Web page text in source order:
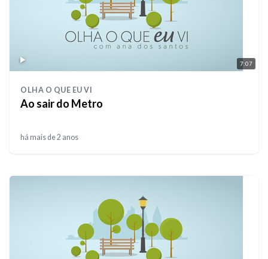
7:07
OLHA O QUE EU VI
Ao sair do Metro
há mais de 2 anos